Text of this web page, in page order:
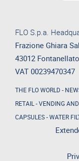
FLO S.p.a.
Frazione Ghiara
43012
VAT 00239470347
THE FLO WORLD-
RETAIL -VENDING
CAPSULES-WATER